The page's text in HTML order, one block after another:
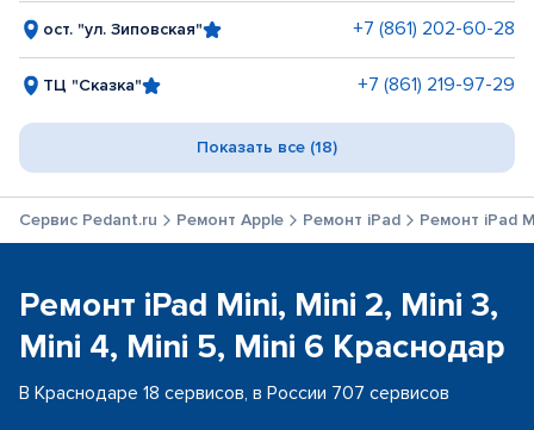
ост. "ул. Зиповская" +7 (861) 202-60-28
ТЦ "Сказка" +7 (861) 219-97-29
Показать все (18)
Сервис Pedant.ru Ремонт Apple Ремонт iPad Ремонт iPad
Ремонт iPad Mini, Mini 2, Mini 3,
Mini 4, Mini 5, Mini 6 Краснодар
В Краснодаре 18 сервисов, в России 707 сервисов